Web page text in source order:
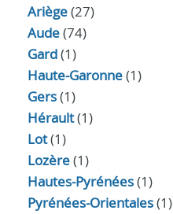
Ariège(27)
Aude(74)
Gard(1)
Haute-Garonne(1)
Gers(1)
Hérault(1)
Lot(1)
Lozère(1)
Hautes-Pyrénées(1)
Pyrénées-Orientales(1)